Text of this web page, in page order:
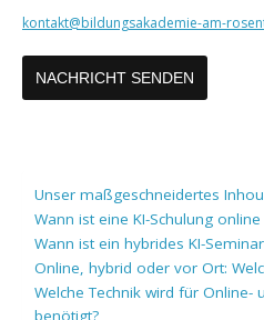
kontakt@bildungsakademie-am-
Unser maßgeschneidertes
Wann ist eine KI-Schulung
Wann ist ein hybrides KI-
Online, hybrid oder vor Ort:
Welche Technik wird für Online-
benötigt?